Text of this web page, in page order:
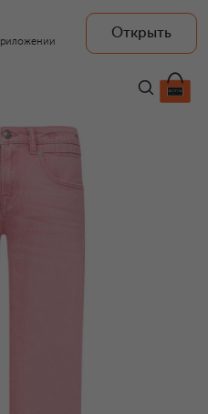
Открыть
R13
44 400 ₽